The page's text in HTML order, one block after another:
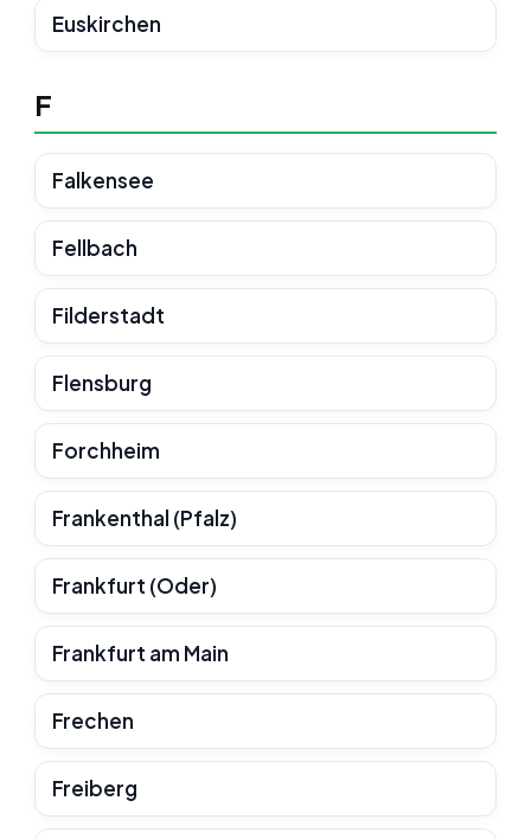
Euskirchen
F
Falkensee
Fellbach
Filderstadt
Flensburg
Forchheim
Frankenthal (Pfalz)
Frankfurt (Oder)
Frankfurt am Main
Frechen
Freiberg